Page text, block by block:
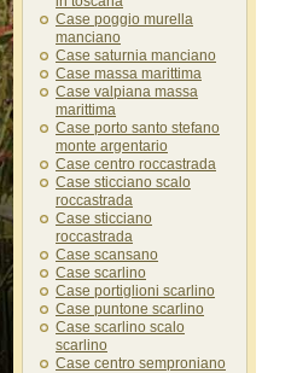
Case poggio murella
manciano
Case saturnia manciano
Case massa marittima
Case valpiana massa
marittima
Case porto santo stefano
monte argentario
Case centro roccastrada
Case sticciano scalo
roccastrada
Case sticciano
roccastrada
Case scansano
Case scarlino
Case portiglioni scarlino
Case puntone scarlino
Case scarlino scalo
scarlino
Case centro semproniano